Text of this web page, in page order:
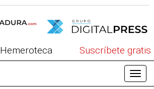
Hemeroteca Suscríbete gratis